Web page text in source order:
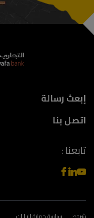
Footer
إبعث رسالة
اتصل بنا
تابعنا :